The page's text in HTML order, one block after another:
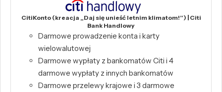
CitiKonto (kreacja „Daj się unieść letnim klimatom!”) | Citi
Bank Handlowy
Darmowe prowadzenie konta i karty
wielowalutowej
Darmowe wypłaty z bankomatów Citi i 4
darmowe wypłaty z innych bankomatów
Darmowe przelewy krajowe i 3 darmowe